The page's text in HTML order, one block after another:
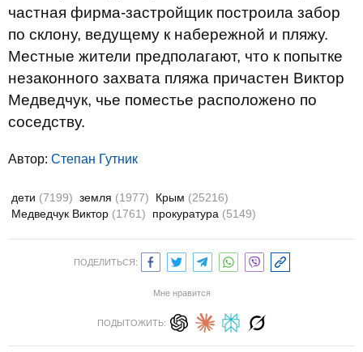
частная фирма-застройщик построила забор
по склону, ведущему к набережной и пляжу.
Местные жители предполагают, что к попытке
незаконного захвата пляжа причастен Виктор
Медведчук, чье поместье расположено по
соседству.
Автор: Степан Гутник
дети (7199) земля (1977) Крым (25216)
Медведчук Виктор (1761) прокуратура (5149)
ПОДЕЛИТЬСЯ:
Мне нравится
ПОДЫТОЖИТЬ: